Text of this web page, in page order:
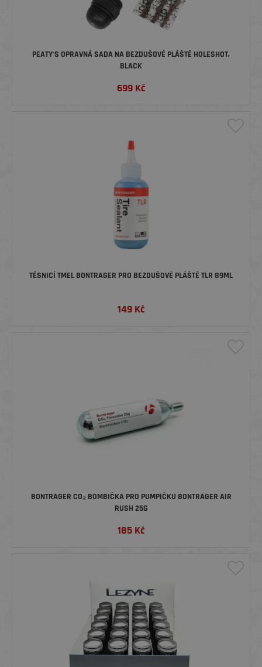
PEATY'S OPRAVNÁ SADA NA BEZDUŠOVÉ PLÁŠTĚ HOLESHOT,
BLACK
699 Kč
TĚSNICÍ TMEL BONTRAGER PRO BEZDUŠOVÉ PLÁŠTĚ TLR 89ML
149 Kč
BONTRAGER CO₂ BOMBIČKA PRO PUMPIČKU BONTRAGER AIR
RUSH 25G
185 Kč